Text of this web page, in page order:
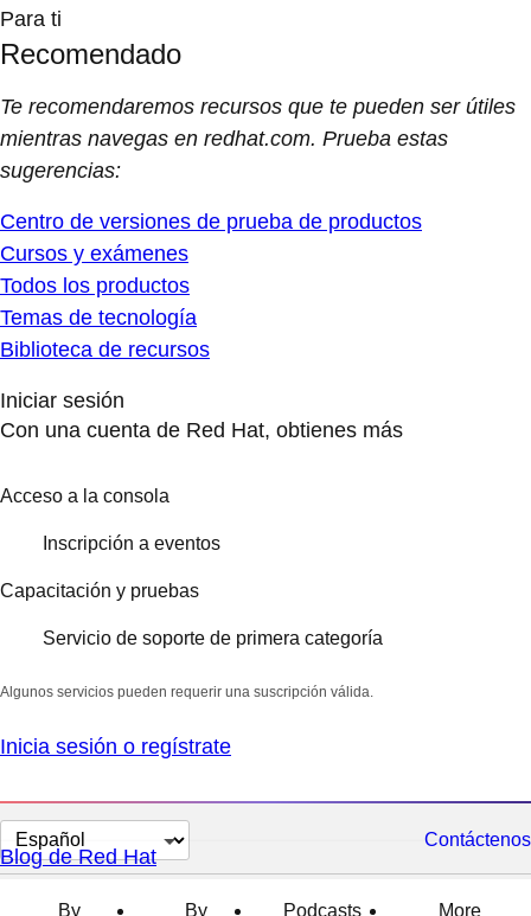
Para ti
Recomendado
Te recomendaremos recursos que te pueden ser útiles
mientras navegas en redhat.com. Prueba estas
sugerencias:
Centro de versiones de prueba de productos
Cursos y exámenes
Todos los productos
Temas de tecnología
Biblioteca de recursos
Iniciar sesión
Con una cuenta de Red Hat, obtienes más
Acceso a la consola
Inscripción a eventos
Capacitación y pruebas
Servicio de soporte de primera categoría
Algunos servicios pueden requerir una suscripción válida.
Inicia sesión o regístrate
Cambiar
el
idioma
Contáctenos
Blog de Red Hat
By
By
Podcasts
More